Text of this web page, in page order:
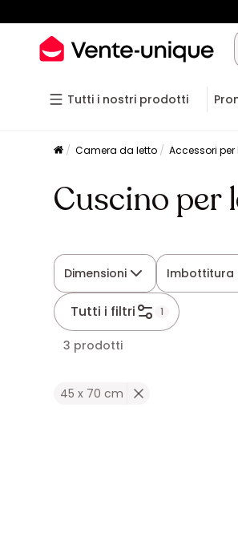
Tutti i nostri prodotti
Camera da letto Accessori
Cuscino per
Dimensioni Imbottitura
Tutti i filtri 1
3 prodotti
45 x 70 cm